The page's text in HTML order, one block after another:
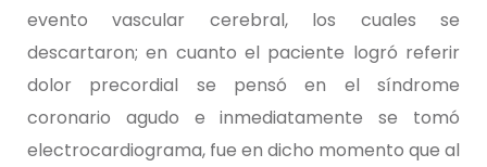
evento vascular cerebral, los cuales se
descartaron; en cuanto el paciente logró referir
dolor precordial se pensó en el síndrome
coronario agudo e inmediatamente se tomó
electrocardiograma, fue en dicho momento que al